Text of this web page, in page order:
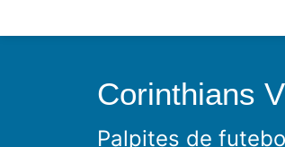
Corinthians
Palpites de